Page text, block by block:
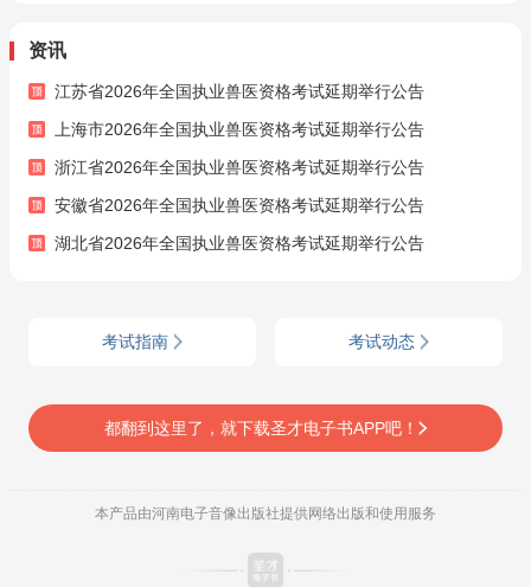
资讯
江苏省2026年全国执业兽医资格考试延期举行公告
上海市2026年全国执业兽医资格考试延期举行公告
浙江省2026年全国执业兽医资格考试延期举行公告
安徽省2026年全国执业兽医资格考试延期举行公告
湖北省2026年全国执业兽医资格考试延期举行公告
考试指南 考试动态
都翻到这里了，就下载圣才电子书APP吧！
本产品由河南电子音像出版社提供网络出版和使用服务